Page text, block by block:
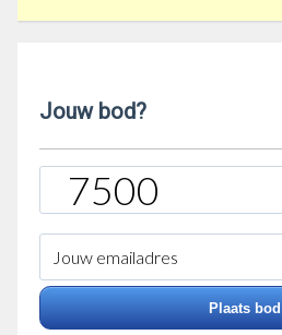
Jouw bod?